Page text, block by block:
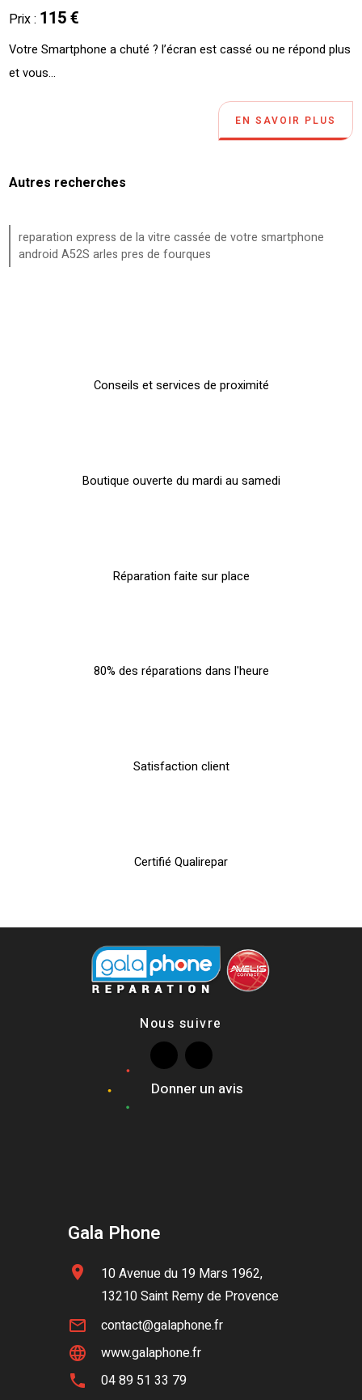
Prix : 115 €
Votre Smartphone a chuté ? l’écran est cassé ou ne répond plus
et vous...
EN SAVOIR PLUS
Autres recherches
reparation express de la vitre cassée de votre smartphone
android A52S arles pres de fourques
Conseils et services de proximité
Boutique ouverte du mardi au samedi
Réparation faite sur place
80% des réparations dans l'heure
Satisfaction client
Certifié Qualirepar
Nous suivre
Donner un avis
Gala Phone
location_on
10 Avenue du 19 Mars 1962,
13210 Saint Remy de Provence
mail_outline
contact@galaphone.fr
language
www.galaphone.fr
phone
04 89 51 33 79